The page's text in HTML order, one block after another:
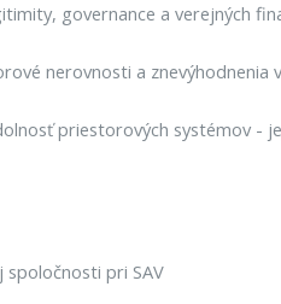
governance a verejných
nerovnosti a
priestorových systémov -
spoločnosti pri SAV